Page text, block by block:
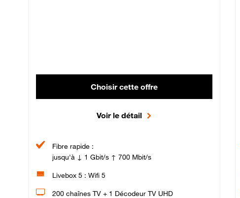
Choisir cette offre
Voir le détail
Fibre rapide :
jusqu'à ↓ 1 Gbit/s ↑ 700 Mbit/s
Livebox 5 : Wifi 5
200 chaînes TV + 1 Décodeur TV UHD